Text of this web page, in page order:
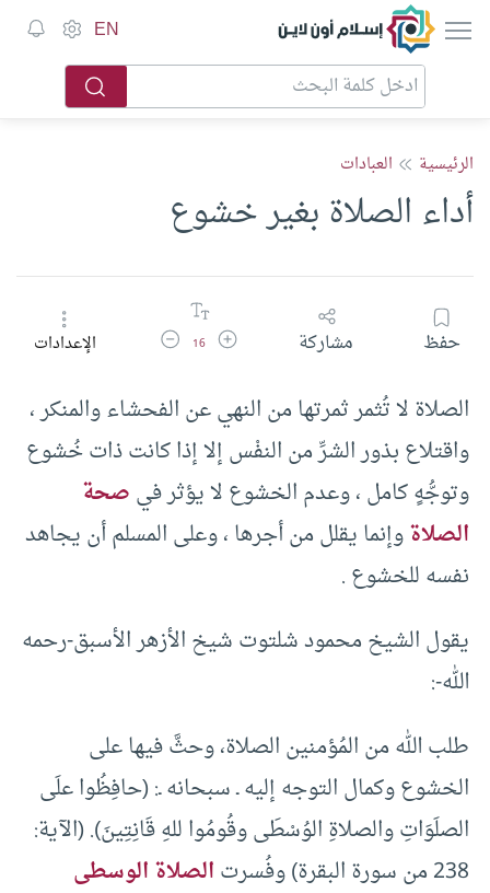
إسلام أون لاين EN
الرئيسية العبادات
أداء الصلاة بغير خشوع
حفظ مشاركة زيادة حجم الخط
16 تقليل حجم الخطالإعدادات
الصلاة لا تُثمر ثمرتها من النهي عن الفحشاء والمنكر ،
واقتلاع بذور الشرِّ من النفْس إلا إذا كانت ذات خُشوع
وتوجُّهٍ كامل ، وعدم الخشوع لا يؤثر فيصحة
الصلاةوإنما يقلل من أجرها ، وعلى المسلم أن يجاهد
نفسه للخشوع .
يقول الشيخ محمود شلتوت شيخ الأزهر الأسبق-رحمه
الله-:
طلب الله من المُؤمنين الصلاة، وحثَّ فيها على
الخشوع وكمال التوجه إليه ـ سبحانه ـ: (حافِظُوا علَى
الصلَوَاتِ والصلاةِ الوُسْطَى وقُومُوا للهِ قَانِتِينَ). (الآية:
238 من سورة البقرة) وفُسرت
الصلاة الوسطى